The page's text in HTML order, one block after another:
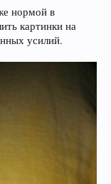
нормой в
картинки на
усилий.